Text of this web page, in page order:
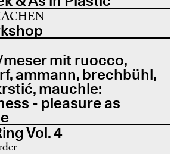
mit ruocco,
ammann, brechbühl,
mauchle:
- pleasure as
Vol. 4